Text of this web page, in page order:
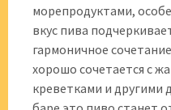
морепродуктами,
вкус пива
гармоничное
хорошо сочетается с
креветками и другими